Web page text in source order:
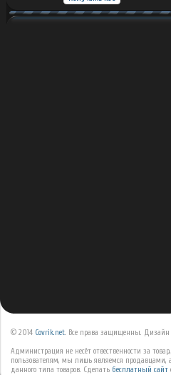
© 2014 Covrik.net. Все права защищенны. Дизайн
Администрация не несёт отвественности за
пользователям, мы лишь являемся продавцами,
данного типа товаров. Сделать бесплатный сайт